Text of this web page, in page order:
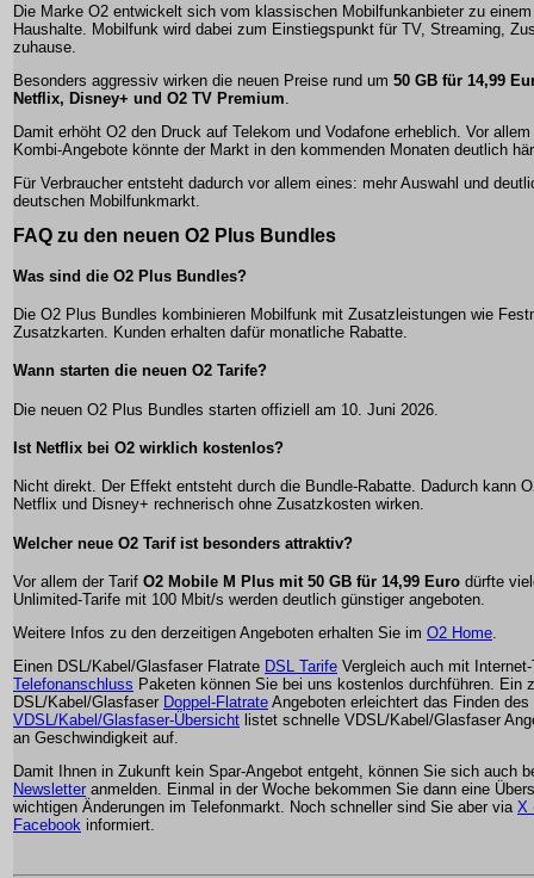
Die Marke O2 entwickelt sich vom klassischen Mobilfunkanbieter zu
Haushalte. Mobilfunk wird dabei zum Einstiegspunkt für TV, Streaming,
zuhause.
Besonders aggressiv wirken die neuen Preise rund um 50 GB für 14,99
Netflix, Disney+ und O2 TV Premium
Damit erhöht O2 den Druck auf Telekom und Vodafone erheblich. Vor
Kombi-Angebote könnte der Markt in den kommenden Monaten deutlich
Für Verbraucher entsteht dadurch vor allem eines: mehr Auswahl und
deutschen Mobilfunkmarkt.
FAQ zu den neuen O2 Plus Bundles
Was sind die O2 Plus Bundles?
Die O2 Plus Bundles kombinieren Mobilfunk mit Zusatzleistungen wie
Zusatzkarten. Kunden erhalten dafür monatliche Rabatte.
Wann starten die neuen O2 Tarife?
Die neuen O2 Plus Bundles starten offiziell am 10. Juni 2026.
Ist Netflix bei O2 wirklich kostenlos?
Nicht direkt. Der Effekt entsteht durch die Bundle-Rabatte. Dadurch kann
Netflix und Disney+ rechnerisch ohne Zusatzkosten wirken.
Welcher neue O2 Tarif ist besonders attraktiv?
Vor allem der Tarif O2 Mobile M Plus mit 50 GB für 14,99 Euro dürfte
Unlimited-Tarife mit 100 Mbit/s werden deutlich günstiger angeboten.
Weitere Infos zu den derzeitigen Angeboten erhalten Sie im O2 Home
Einen DSL/Kabel/Glasfaser Flatrate DSL Tarife Vergleich auch mit
Telefonanschluss Paketen können Sie bei uns kostenlos durchführen. Ein
DSL/Kabel/Glasfaser Doppel-Flatrate Angeboten erleichtert das Finden
VDSL/Kabel/Glasfaser-Übersicht listet schnelle VDSL/Kabel/Glasfaser
an Geschwindigkeit auf.
Damit Ihnen in Zukunft kein Spar-Angebot entgeht, können Sie sich auch
Newsletter anmelden. Einmal in der Woche bekommen Sie dann eine
wichtigen Änderungen im Telefonmarkt. Noch schneller sind Sie aber via X
Facebook informiert.